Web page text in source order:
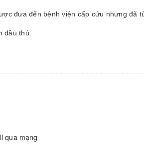
đưa đến bệnh viện cấp cứu nhưng đã
đầu thú.
qua mạng